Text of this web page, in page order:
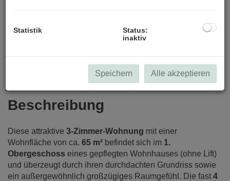
Beschreibung
Diese attraktive 3-Zimmer-Wohnung mit einer
Wohnfläche von ca. 65 m² befindet sich im 1.
Obergeschoss eines gepflegten Wohnhauses (ohne Lift)
und überzeugt durch ihren durchdachten Grundriss sowie
ein außergewöhnlich großzügiges Raumgefühl. Die fast 4
Statistik
Status:
inaktiv
Speichern Alle akzeptieren